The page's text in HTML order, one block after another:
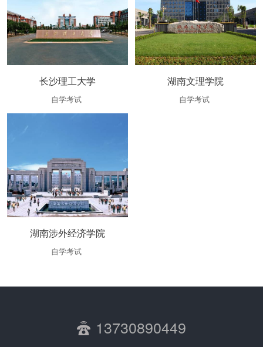
长沙理工大学
自学考试
湖南文理学院
自学考试
湖南涉外经济学院
自学考试
13730890449